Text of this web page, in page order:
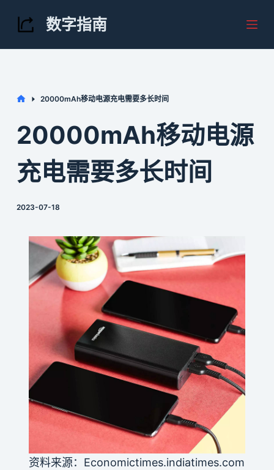
S
k
i
o
o
n
数字指南
Home20000mAh移动电源充电需要多长时间
20000mAh移动电源
充电需要多长时间
2023-07-18
资料来源：Economictimes.indiatimes.com